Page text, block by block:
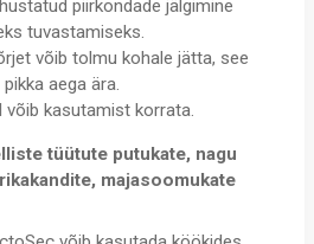
piirkondade jälgimine
tuvastamiseks.
võib tolmu kohale jätta, see
aega ära.
võib kasutamist korrata.
tüütute putukate, nagu
majasoomukate